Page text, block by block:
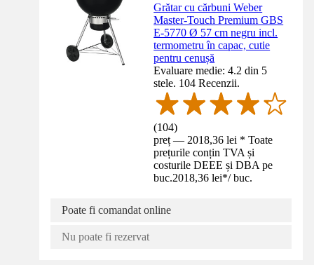
Grătar cu cărbuni Weber
Master-Touch Premium GBS
E-5770 Ø 57 cm negru incl.
termometru în capac, cutie
pentru cenușă
Evaluare medie: 4.2 din 5
stele. 104 Recenzii.
(104)
preț — 2018,36 lei * Toate
prețurile conțin TVA și
costurile DEEE și DBA pe
buc.2018,36 lei*/ buc.
Poate fi comandat online
Nu poate fi rezervat